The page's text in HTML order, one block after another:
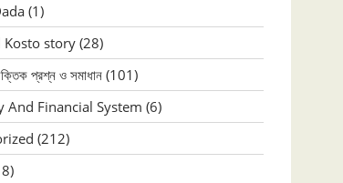
(1)
Kosto story(28)
প্রশ্ন ও সমাধান (101)
And Financial System (6)
(212)